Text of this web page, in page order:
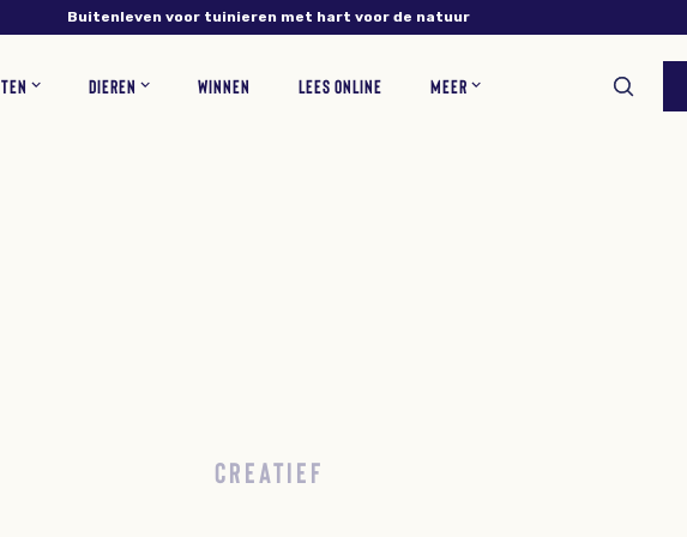
Buitenleven voor tuinieren met hart voor de natuur
DIEREN
WINNEN LEES ONLINE
MEER
CREATIEF